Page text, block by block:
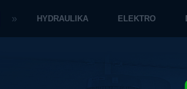
» HYDRAULIKA ELEKTRO